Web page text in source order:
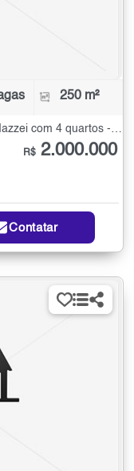
250 m²
R$ 2.000.000
Contatar